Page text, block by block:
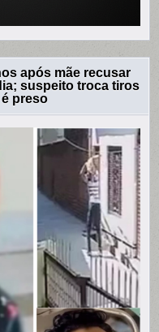
após mãe recusar
suspeito troca tiros
preso